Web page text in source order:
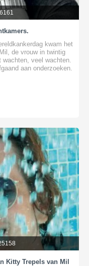
6161
kwam het
de vrouw in twintig
veel wachten.
aan onderzoeken.
Kitty Trepels van Mil